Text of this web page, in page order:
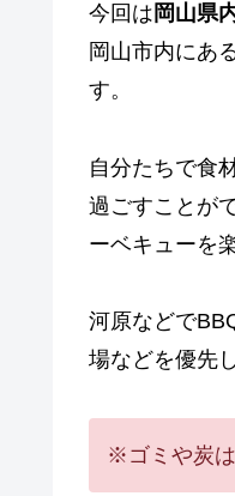
今回は 岡山県
岡山市内にあ
す。
自分たちで食
過ごすことが
ーベキューを
河原などで
場などを優先
※ゴミや炭は